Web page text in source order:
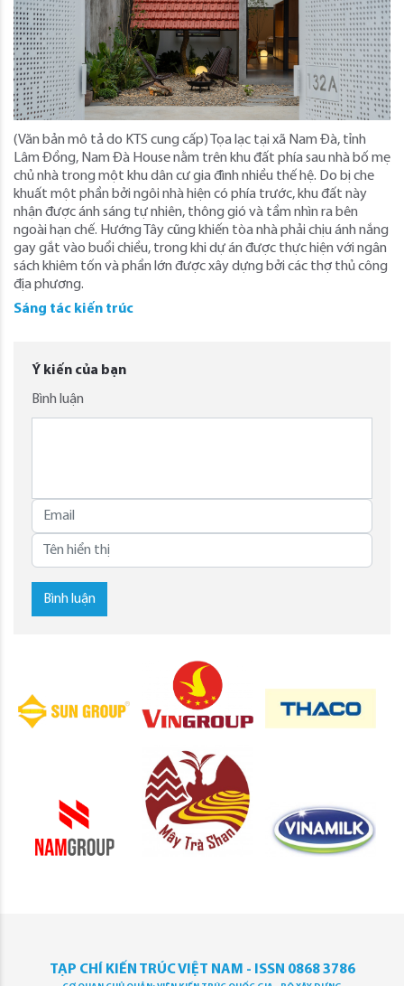
(Văn bản mô tả do KTS cung cấp) Tọa lạc tại xã Nam Đà, tỉnh
Lâm Đồng, Nam Đà House nằm trên khu đất phía sau nhà bố mẹ
chủ nhà trong một khu dân cư gia đình nhiều thế hệ. Do bị che
khuất một phần bởi ngôi nhà hiện có phía trước, khu đất này
nhận được ánh sáng tự nhiên, thông gió và tầm nhìn ra bên
ngoài hạn chế. Hướng Tây cũng khiến tòa nhà phải chịu ánh nắng
gay gắt vào buổi chiều, trong khi dự án được thực hiện với ngân
sách khiêm tốn và phần lớn được xây dựng bởi các thợ thủ công
địa phương.
Sáng tác kiến trúc
Ý kiến của bạn
Bình luận
Bình luận
TẠP CHÍ KIẾN TRÚC VIỆT NAM - ISSN 0868 3786